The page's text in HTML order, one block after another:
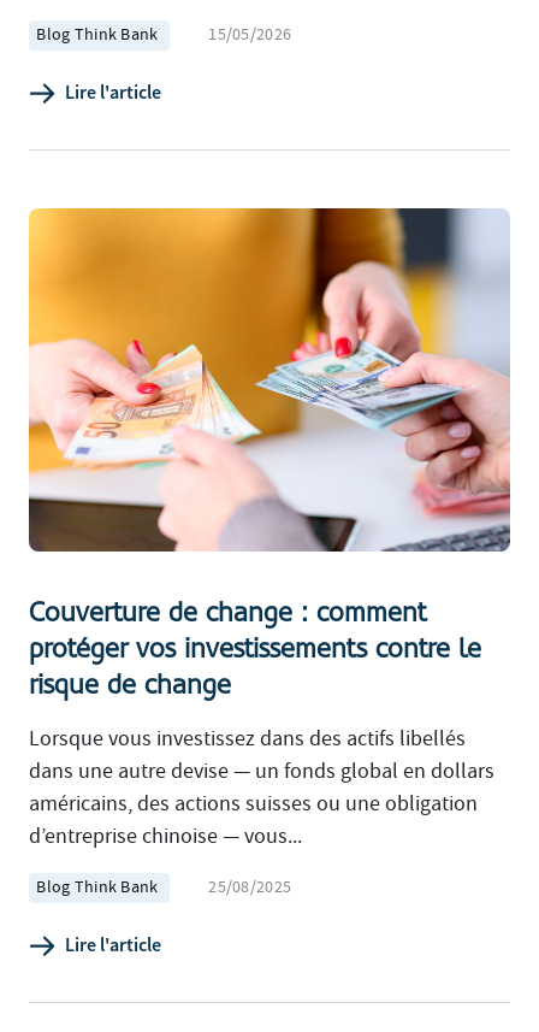
Blog Think Bank 15/05/2026
Lire l'article
Couverture de change : comment
protéger vos investissements contre le
risque de change
Lorsque vous investissez dans des actifs libellés
dans une autre devise — un fonds global en dollars
américains, des actions suisses ou une obligation
d’entreprise chinoise — vous...
Blog Think Bank 25/08/2025
Lire l'article